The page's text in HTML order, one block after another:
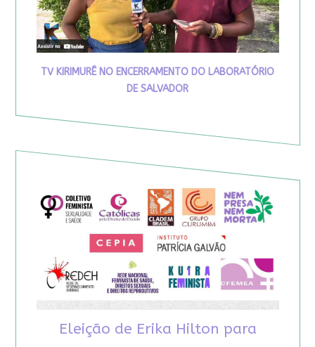
TV KIRIMURÊ NO ENCERRAMENTO DO LABORATÓRIO
DE SALVADOR
Eleição de Erika Hilton para